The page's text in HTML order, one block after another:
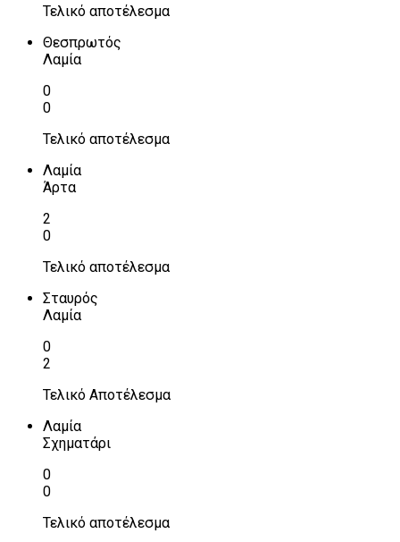
Τελικό αποτέλεσμα
Θεσπρωτός
Λαμία
0
0
Τελικό αποτέλεσμα
Λαμία
Άρτα
2
0
Τελικό αποτέλεσμα
Σταυρός
Λαμία
0
2
Τελικό Αποτέλεσμα
Λαμία
Σχηματάρι
0
0
Τελικό αποτέλεσμα